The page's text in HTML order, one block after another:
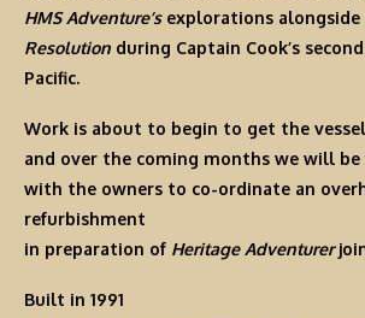
HMS Adventure’sexplorations alongside
Resolution during Captain Cook’s
Pacific.
Work is about to begin to get the vessel
and over the coming months we will
with the owners to co-ordinate an
refurbishment
in preparation of Heritage Adventurer
Built in 1991